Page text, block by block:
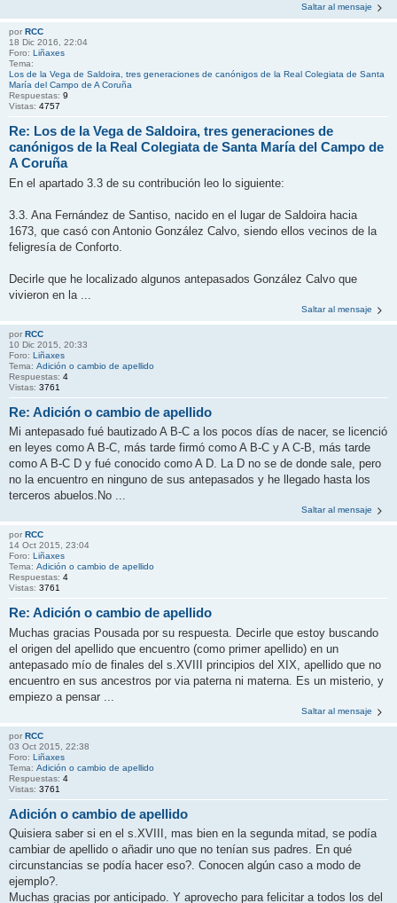
Saltar al mensaje
por RCC
18 Dic 2016, 22:04
Foro: Liñaxes
Tema:
Los de la Vega de Saldoira, tres generaciones de canónigos de la Real Colegiata de Santa
María del Campo de A Coruña
Respuestas: 9
Vistas: 4757
Re: Los de la Vega de Saldoira, tres generaciones de
canónigos de la Real Colegiata de Santa María del Campo de
A Coruña
En el apartado 3.3 de su contribución leo lo siguiente:
3.3. Ana Fernández de Santiso, nacido en el lugar de Saldoira hacia
1673, que casó con Antonio González Calvo, siendo ellos vecinos de la
feligresía de Conforto.
Decirle que he localizado algunos antepasados González Calvo que
vivieron en la ...
Saltar al mensaje
por RCC
10 Dic 2015, 20:33
Foro: Liñaxes
Tema: Adición o cambio de apellido
Respuestas: 4
Vistas: 3761
Re: Adición o cambio de apellido
Mi antepasado fué bautizado A B-C a los pocos días de nacer, se licenció
en leyes como A B-C, más tarde firmó como A B-C y A C-B, más tarde
como A B-C D y fué conocido como A D. La D no se de donde sale, pero
no la encuentro en ninguno de sus antepasados y he llegado hasta los
terceros abuelos.No ...
Saltar al mensaje
por RCC
14 Oct 2015, 23:04
Foro: Liñaxes
Tema: Adición o cambio de apellido
Respuestas: 4
Vistas: 3761
Re: Adición o cambio de apellido
Muchas gracias Pousada por su respuesta. Decirle que estoy buscando
el origen del apellido que encuentro (como primer apellido) en un
antepasado mío de finales del s.XVIII principios del XIX, apellido que no
encuentro en sus ancestros por via paterna ni materna. Es un misterio, y
empiezo a pensar ...
Saltar al mensaje
por RCC
03 Oct 2015, 22:38
Foro: Liñaxes
Tema: Adición o cambio de apellido
Respuestas: 4
Vistas: 3761
Adición o cambio de apellido
Quisiera saber si en el s.XVIII, mas bien en la segunda mitad, se podía
cambiar de apellido o añadir uno que no tenían sus padres. En qué
circunstancias se podía hacer eso?. Conocen algún caso a modo de
ejemplo?.
Muchas gracias por anticipado. Y aprovecho para felicitar a todos los del